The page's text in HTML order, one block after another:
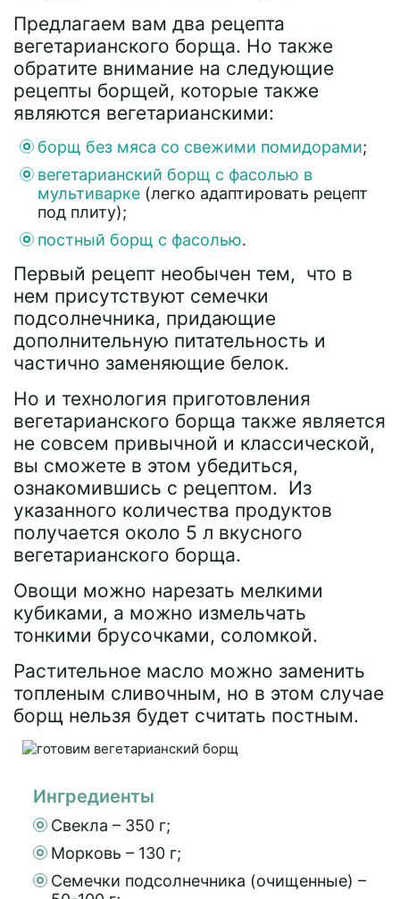
Предлагаем вам два рецепта
вегетарианского борща. Но также
обратите внимание на следующие
рецепты борщей, которые также
являются вегетарианскими:
борщ без мяса со свежими помидорами;
вегетарианский борщ с фасолью в
мультиварке (легко адаптировать рецепт
под плиту);
постный борщ с фасолью.
Первый рецепт необычен тем, что в
нем присутствуют семечки
подсолнечника, придающие
дополнительную питательность и
частично заменяющие белок.
Но и технология приготовления
вегетарианского борща также является
не совсем привычной и классической,
вы сможете в этом убедиться,
ознакомившись с рецептом. Из
указанного количества продуктов
получается около 5 л вкусного
вегетарианского борща.
Овощи можно нарезать мелкими
кубиками, а можно измельчать
тонкими брусочками, соломкой.
Растительное масло можно заменить
топленым сливочным, но в этом случае
борщ нельзя будет считать постным.
Ингредиенты
Свекла – 350 г;
Морковь – 130 г;
Семечки подсолнечника (очищенные) –